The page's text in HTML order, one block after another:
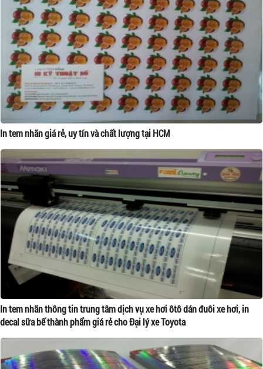
In tem nhãn giá rẻ, uy tín và chất lượng tại HCM
In tem nhãn thông tin trung tâm dịch vụ xe hơi ôtô dán đuôi xe hơi, in
decal sữa bế thành phẩm giá rẻ cho Đại lý xe Toyota